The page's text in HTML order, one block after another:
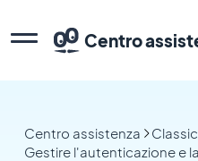
Centro
Centro assistenza
Gestire l'autenticazione e